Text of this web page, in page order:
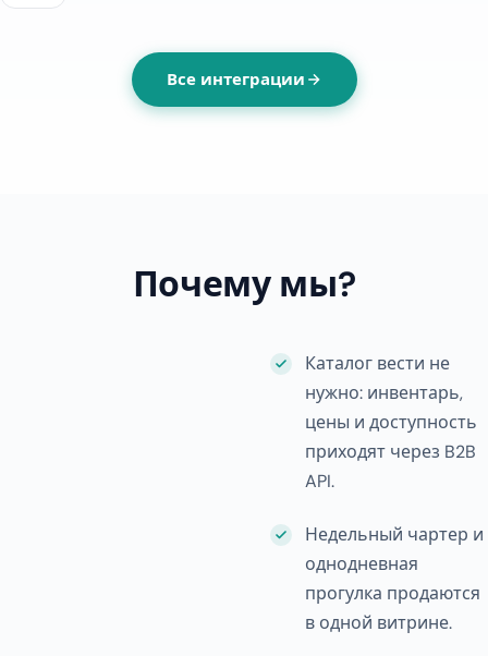
Все интеграции
Почему мы?
Каталог вести не
нужно: инвентарь,
цены и доступность
приходят через B2B
API.
Недельный чартер и
однодневная
прогулка продаются
в одной витрине.